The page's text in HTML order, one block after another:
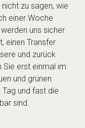
zu sagen, wie
einer Woche
uns sicher
einen Transfer
und zurück
Sie erst einmal im
und grünen
Tag und fast die
sind.